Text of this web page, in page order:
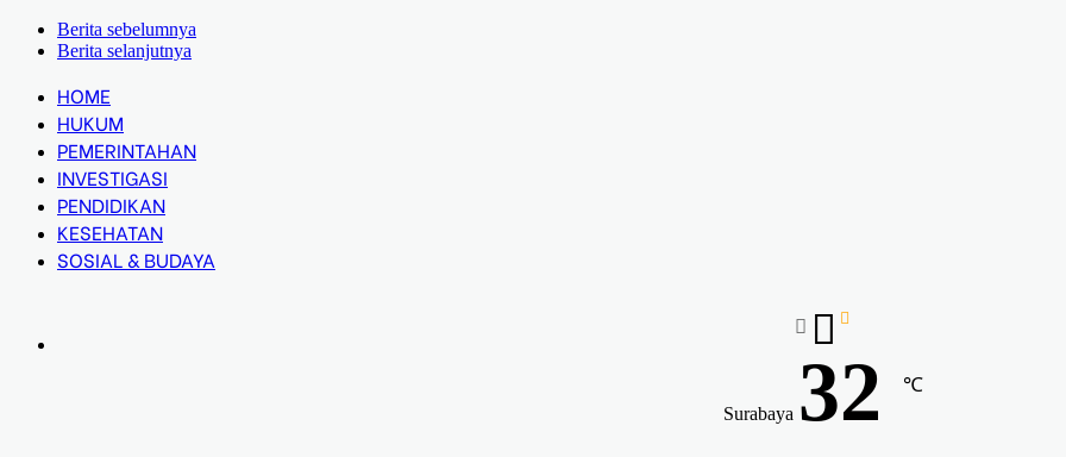
Berita sebelumnya
Berita selanjutnya
HOME
HUKUM
PEMERINTAHAN
INVESTIGASI
PENDIDIKAN
KESEHATAN
SOSIAL & BUDAYA
Surabaya 32 ℃